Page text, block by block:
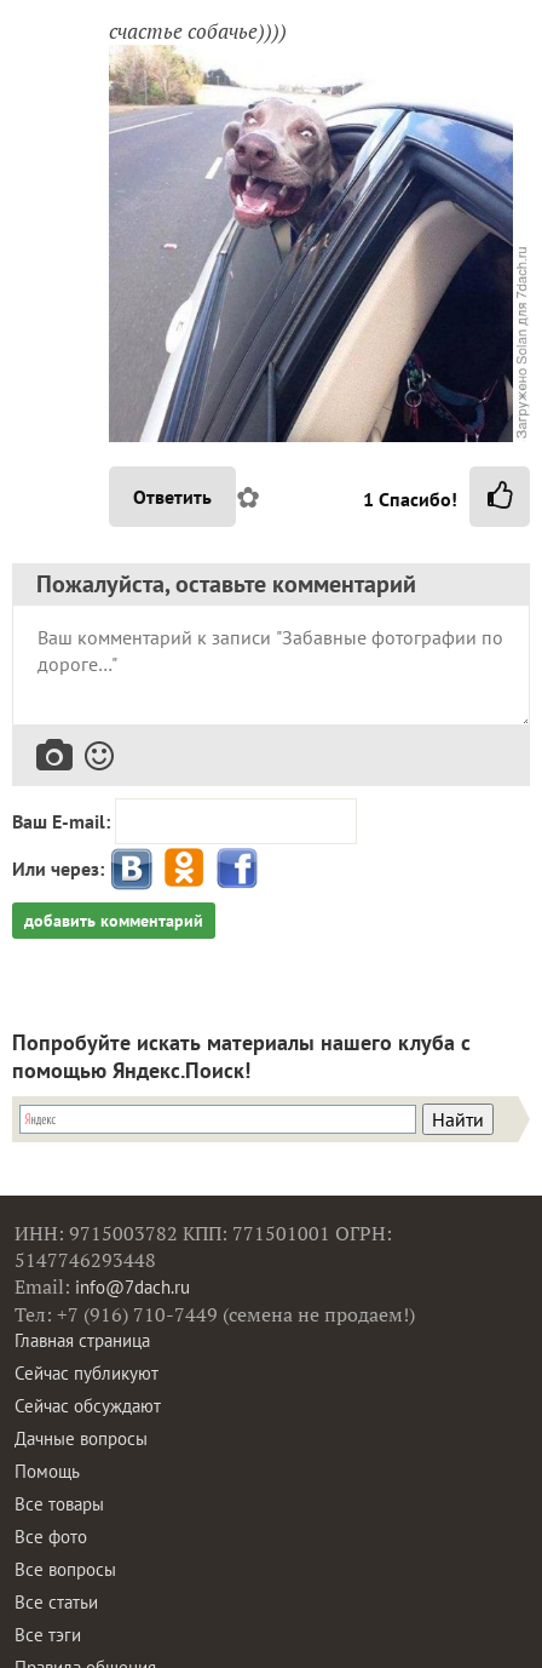
счастье собачье))))
Ответить ✿ 1 Спасибо!
Пожалуйста, оставьте комментарий
Ваш E-mail:
Или через:
добавить комментарий
Попробуйте искать материалы нашего клуба с
помощью Яндекс.Поиск!
ИНН: 9715003782 КПП: 771501001 ОГРН:
5147746293448
Email: info@7dach.ru
Тел: +7 (916) 710-7449 (семена не продаем!)
Главная страница
Сейчас публикуют
Сейчас обсуждают
Дачные вопросы
Помощь
Все товары
Все фото
Все вопросы
Все статьи
Все тэги